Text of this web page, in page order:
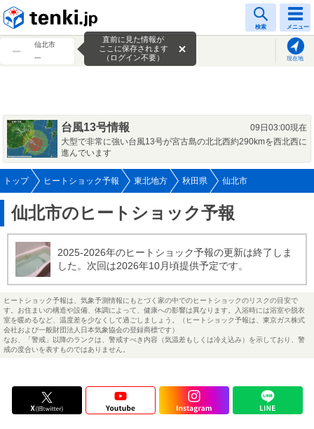
検索 メニュー
仙北市
---
現在地
直前に見た情報が
ここに保存されます
（ログイン不要）
台風13号情報
09日03:00現在
大型で非常に強い台風13号が宮古島の北北西約290kmを西北西に
進んでいます
トップ ヒートショック予報 東北地方 秋田県 仙北市
仙北市のヒートショック予報
2025-2026年のヒートショック予報の更新は終了しま
した。次回は2026年10月頃提供予定です。
ヒートショック予報は、気象予測情報にもとづく家の中でのヒートショックのリスクの目安で
す。お住まいの構造や設備、体調によって、健康への影響は異なります。入浴時には浴室や脱衣
室を暖めるなど、温度差を少なくして過ごしましょう。（ヒートショック予報は、東京ガス株式
会社および一般財団法人日本気象協会の登録商標です）
なお、「警戒」以降のランクは、警戒すべき内容（気温差もしくは冷え込み）を示しており、警
戒の度合いを表すものではありません。